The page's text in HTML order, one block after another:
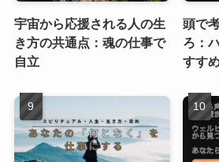
宇宙から応援される人の生
き方の共通点：魂の仕事で
自立
頭で
ろ：
すす